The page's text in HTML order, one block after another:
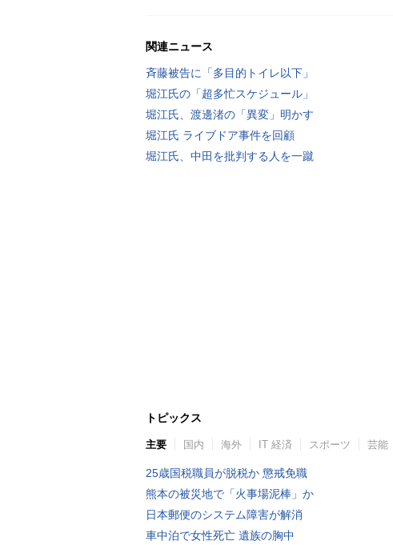
関連ニュース
斉藤被告に「多目的トイレ以下」
堀江氏の「超多忙スケジュール」
堀江氏、渡邊渚の「異変」明かす
堀江氏 ライブドア事件を回顧
堀江氏、中田を批判する人を一蹴
トピックス
主要 国内 海外 IT 経済 スポーツ 芸能
25歳国税職員が脱税か 懲戒免職
熊本の被災地で「火事場泥棒」か
日本郵便のシステム障害が解消
車中泊で女性死亡 遺族の胸中